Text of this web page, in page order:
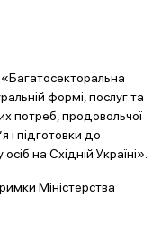
формі, послуг та
потреб, продовольчої
і підготовки до
на Східній Україні».
Міністерства